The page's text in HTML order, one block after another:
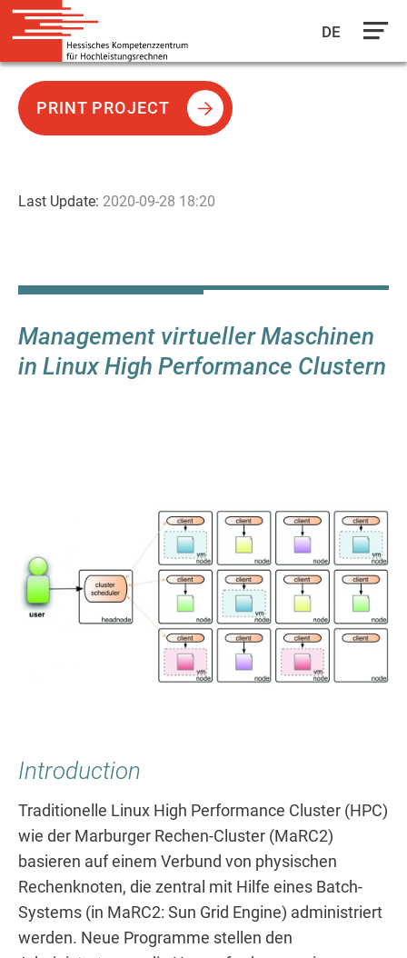
main
DE
Management virtueller Maschinen
in Linux High Performance Clustern
Introduction
Traditionelle Linux High Performance Cluster (HPC)
wie der Marburger Rechen-Cluster (MaRC2)
basieren auf einem Verbund von physischen
Rechenknoten, die zentral mit Hilfe eines Batch-
Systems (in MaRC2: Sun Grid Engine) administriert
werden. Neue Programme stellen den
Last Update: 2020-09-28 18:20
PRINT PROJECT